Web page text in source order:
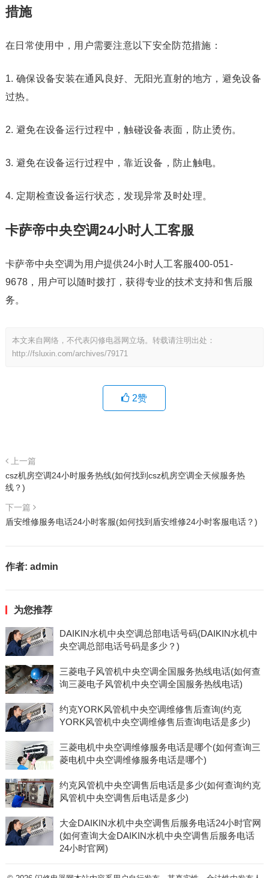
措施
在日常使用中，用户需要注意以下安全防范措施：
1. 确保设备安装在通风良好、无阳光直射的地方，避免设备
过热。
2. 避免在设备运行过程中，触碰设备表面，防止烫伤。
3. 避免在设备运行过程中，靠近设备，防止触电。
4. 定期检查设备运行状态，发现异常及时处理。
卡萨帝中央空调24小时人工客服
卡萨帝中央空调为用户提供24小时人工客服400-051-
9678，用户可以随时拨打，获得专业的技术支持和售后服
务。
本文来自网络，不代表闪修电器网立场。转载请注明出处：
http://fsluxin.com/archives/79171
2赞
上一篇
csz机房空调24小时服务热线(如何找到csz机房空调全天候服务热
线？)
下一篇
盾安维修服务电话24小时客服(如何找到盾安维修24小时客服电话？)
作者: admin
为您推荐
DAIKIN水机中央空调总部电话号码(DAIKIN水机中
央空调总部电话号码是多少？)
三菱电子风管机中央空调全国服务热线电话(如何查
询三菱电子风管机中央空调全国服务热线电话)
约克YORK风管机中央空调维修售后查询(约克
YORK风管机中央空调维修售后查询电话是多少)
三菱电机中央空调维修服务电话是哪个(如何查询三
菱电机中央空调维修服务电话是哪个)
约克风管机中央空调售后电话是多少(如何查询约克
风管机中央空调售后电话是多少)
大金DAIKIN水机中央空调售后服务电话24小时官网
(如何查询大金DAIKIN水机中央空调售后服务电话
24小时官网)